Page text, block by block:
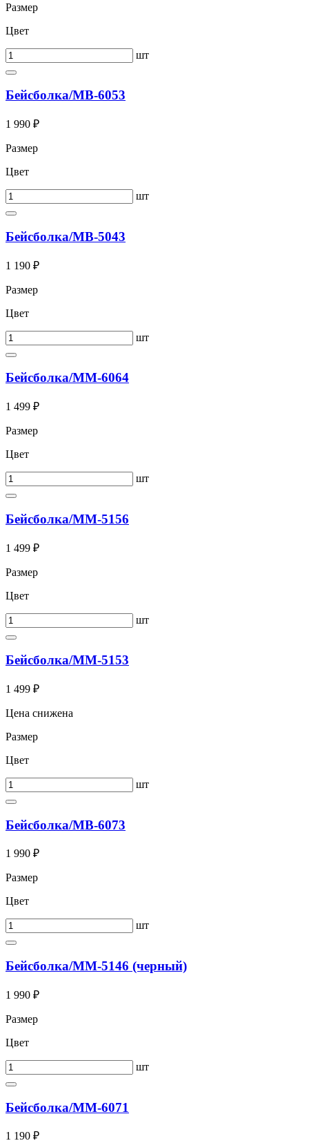
Размер
Цвет
шт
Бейсболка/МВ-6053
1 990 ₽
Размер
Цвет
шт
Бейсболка/МВ-5043
1 190 ₽
Размер
Цвет
шт
Бейсболка/ММ-6064
1 499 ₽
Размер
Цвет
шт
Бейсболка/ММ-5156
1 499 ₽
Размер
Цвет
шт
Бейсболка/ММ-5153
1 499 ₽
Цена снижена
Размер
Цвет
шт
Бейсболка/МВ-6073
1 990 ₽
Размер
Цвет
шт
Бейсболка/ММ-5146 (черный)
1 990 ₽
Размер
Цвет
шт
Бейсболка/ММ-6071
1 190 ₽